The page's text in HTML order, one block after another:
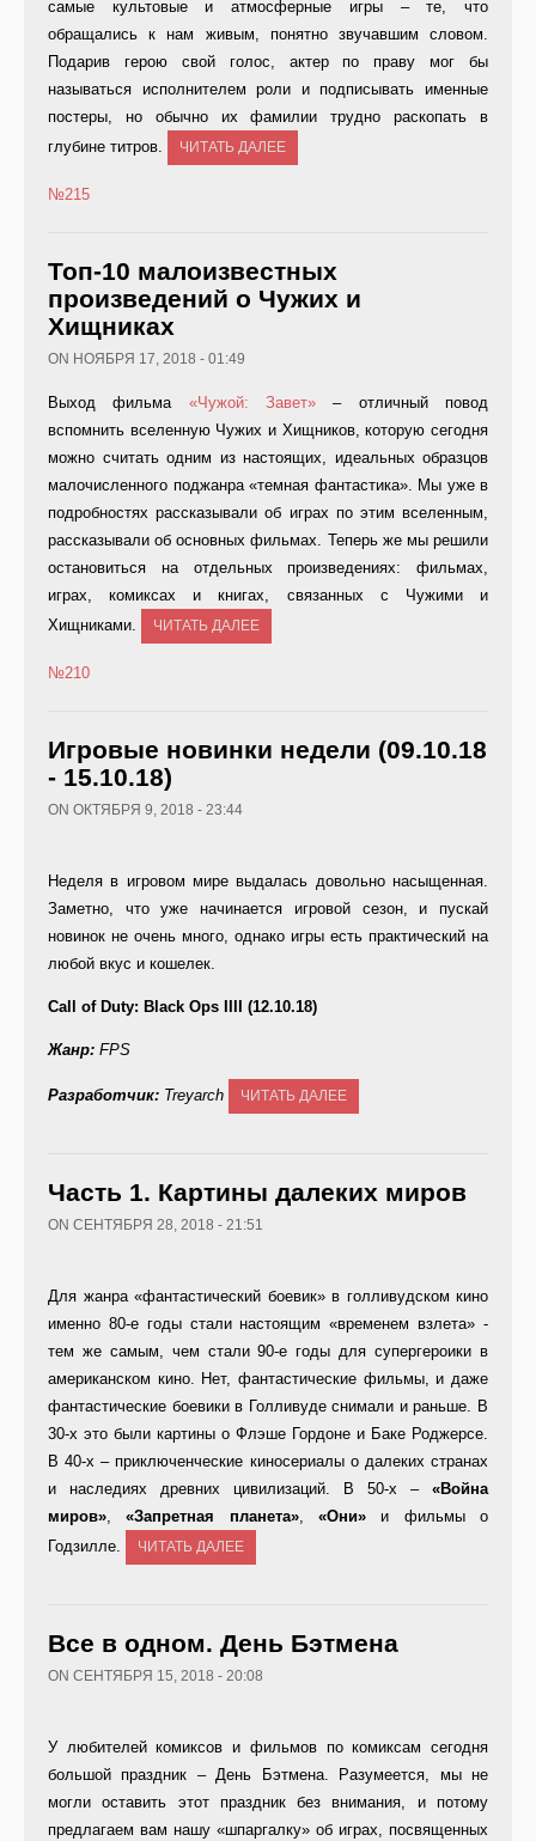
самые культовые и атмосферные игры – те, что
обращались к нам живым, понятно звучавшим словом.
Подарив герою свой голос, актер по праву мог бы
называться исполнителем роли и подписывать именные
постеры, но обычно их фамилии трудно раскопать в
глубине титров.
ЧИТАТЬ ДАЛЕЕ
№215
Топ-10 малоизвестных
произведений о Чужих и
Хищниках
ON НОЯБРЯ 17, 2018 - 01:49
Выход фильма «Чужой: Завет» – отличный повод
вспомнить вселенную Чужих и Хищников, которую сегодня
можно считать одним из настоящих, идеальных образцов
малочисленного поджанра «темная фантастика». Мы уже в
подробностях рассказывали об играх по этим вселенным,
рассказывали об основных фильмах. Теперь же мы решили
остановиться на отдельных произведениях: фильмах,
играх, комиксах и книгах, связанных с Чужими и
Хищниками.
ЧИТАТЬ ДАЛЕЕ
№210
Игровые новинки недели (09.10.18
- 15.10.18)
ON ОКТЯБРЯ 9, 2018 - 23:44
Неделя в игровом мире выдалась довольно насыщенная.
Заметно, что уже начинается игровой сезон, и пускай
новинок не очень много, однако игры есть практический на
любой вкус и кошелек.
Call of Duty: Black Ops IIII (12.10.18)
Жанр: FPS
Разработчик: Treyarch ЧИТАТЬ ДАЛЕЕ
Часть 1. Картины далеких миров
ON СЕНТЯБРЯ 28, 2018 - 21:51
Для жанра «фантастический боевик» в голливудском кино
именно 80-е годы стали настоящим «временем взлета» -
тем же самым, чем стали 90-е годы для супергероики в
американском кино. Нет, фантастические фильмы, и даже
фантастические боевики в Голливуде снимали и раньше. В
30-х это были картины о Флэше Гордоне и Баке Роджерсе.
В 40-х – приключенческие киносериалы о далеких странах
и наследиях древних цивилизаций. В 50-х – «Война
миров»,«Запретная планета»,«Они» и фильмы о
Годзилле.
ЧИТАТЬ ДАЛЕЕ
Все в одном. День Бэтмена
ON СЕНТЯБРЯ 15, 2018 - 20:08
У любителей комиксов и фильмов по комиксам сегодня
большой праздник – День Бэтмена. Разумеется, мы не
могли оставить этот праздник без внимания, и потому
предлагаем вам нашу «шпаргалку» об играх, посвященных